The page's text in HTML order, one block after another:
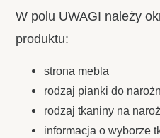
W polu UWAGI należy
produktu:
strona mebla
rodzaj pianki do
rodzaj tkaniny na
informacja o wyborze